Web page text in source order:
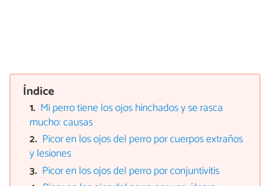
Índice
Mi perro tiene los ojos hinchados y se rasca
mucho: causas
Picor en los ojos del perro por cuerpos extraños
y lesiones
Picor en los ojos del perro por conjuntivitis